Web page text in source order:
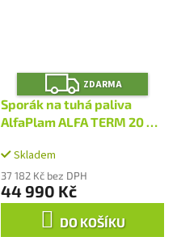
Z
D
A
R
M
ZDARMA
Sporák na tuhá paliva
AlfaPlam ALFA TERM 20 s
Skladem
37 182 Kč bez DPH
44 990 Kč
DO KOŠÍKU